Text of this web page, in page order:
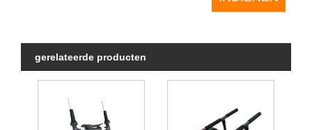
gerelateerde producten